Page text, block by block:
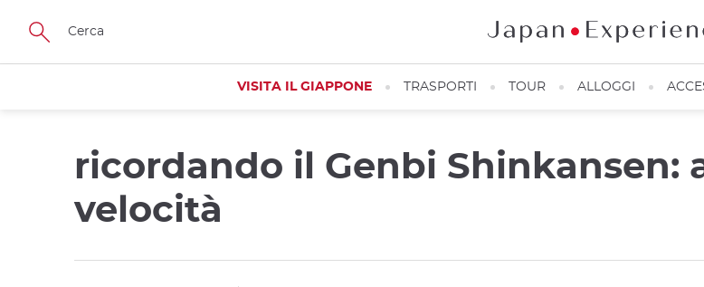
Skip
main
VISITA IL GIAPPONE TRASPORTI TOUR ALLOGGI
ricordando il Genbi Shinkansen:
velocità